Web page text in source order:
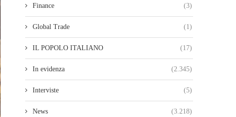
Finance (3)
Global Trade (1)
IL POPOLO ITALIANO (17)
In evidenza (2.345)
Interviste (5)
News (3.218)